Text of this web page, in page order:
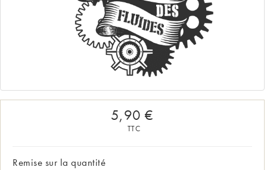
5,90 €
TTC
Remise sur la quantité